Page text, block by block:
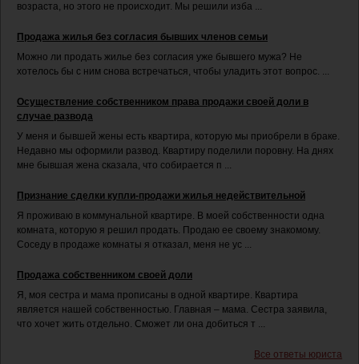
возраста, но этого не происходит. Мы решили изба ...
Продажа жилья без согласия бывших членов семьи
Можно ли продать жилье без согласия уже бывшего мужа? Не
хотелось бы с ним снова встречаться, чтобы уладить этот вопрос. ...
Осуществление собственником права продажи своей доли в
случае развода
У меня и бывшей жены есть квартира, которую мы приобрели в браке.
Недавно мы оформили развод. Квартиру поделили поровну. На днях
мне бывшая жена сказала, что собирается п ...
Признание сделки купли-продажи жилья недействительной
Я проживаю в коммунальной квартире. В моей собственности одна
комната, которую я решил продать. Продаю ее своему знакомому.
Соседу в продаже комнаты я отказал, меня не ус ...
Продажа собственником своей доли
Я, моя сестра и мама прописаны в одной квартире. Квартира
является нашей собственностью. Главная – мама. Сестра заявила,
что хочет жить отдельно. Сможет ли она добиться т ...
Все ответы юриста